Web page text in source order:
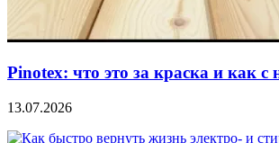
Pinotex: что это за краска и как с
13.07.2026